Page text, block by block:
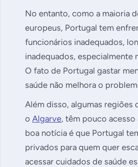
No entanto, como a maioria
europeus, Portugal tem
funcionários inadequados,
inadequados, especialmente
O fato de Portugal gastar
saúde não melhora o
Além disso, algumas regiões
o Algarve, têm pouco
boa notícia é que Portugal
privados para quem quer
acessar cuidados de saúde